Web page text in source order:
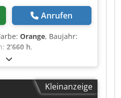
Anrufen
Orange, Baujahr:
2’660 h,
Motormarke:
Aavokr
Kleinanzeige